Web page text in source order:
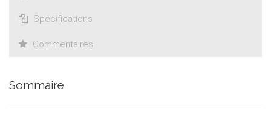
Spécifications
Commentaires
Sommaire